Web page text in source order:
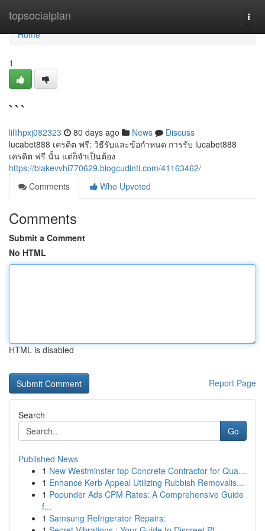
topsocialplan
Home
Home
1
```
lillihpxj082323 80 days ago News
Discuss
lucabet888 เครดิต ฟรี: วิธีรับและข้อกำหนด การรับ lucabet888
เครดิต ฟรี นั้น แต่ก็จำเป็นต้อง
https://blakevvhi770629.blogcudinti.com/41163462/
Comments
Who Upvoted
Comments
Submit a Comment
No HTML
HTML is disabled
Report Page
Search
Go
Published News
1 New Westminster top Concrete Contractor for Qua...
1 Enhance Kerb Appeal Utilizing Rubbish Removalis...
1 Popunder Ads CPM Rates: A Comprehensive Guide
f...
1 Samsung Refrigerator Repairs: